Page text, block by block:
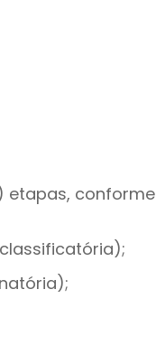
etapas, conforme